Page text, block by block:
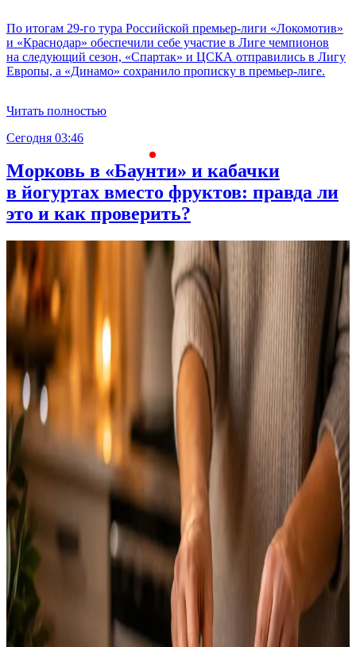
По итогам 29-го тура Российской премьер-лиги «Локомотив»
и «Краснодар» обеспечили себе участие в Лиге чемпионов
на следующий сезон, «Спартак» и ЦСКА отправились в Лигу
Европы, а «Динамо» сохранило прописку в премьер-лиге.
Читать полностью
Сегодня 03:46
Морковь в «Баунти» и кабачки
в йогуртах вместо фруктов: правда ли
это и как проверить?